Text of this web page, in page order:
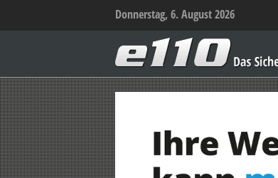
Donnerstag, 6. August 2026
–
Das
Sicherheitsportal